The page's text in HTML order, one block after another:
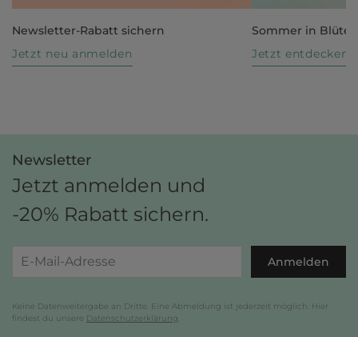
Newsletter-Rabatt sichern
Jetzt neu anmelden
Sommer in Blüte
Jetzt entdecken
Newsletter
Jetzt anmelden und
-20% Rabatt sichern.
Anmelden
Keine Datenweitergabe an Dritte. Eine Abmeldung ist jederzeit möglich. Hier
findest du unsere Datenschutzerklärung